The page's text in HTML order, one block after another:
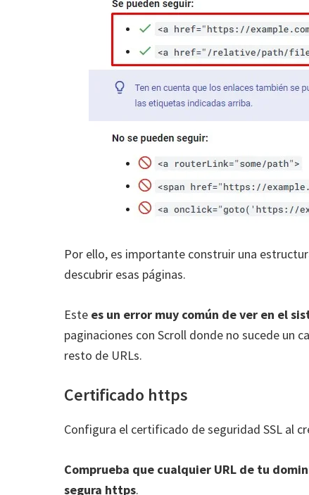
Por ello, es importante construir una
descubrir esas páginas.
Este es un error muy común de ver en el
paginaciones con Scroll donde no sucede un
resto de URLs.
Certificado https
Configura el certificado de seguridad SSL al
Comprueba que cualquier URL de tu
segura https.